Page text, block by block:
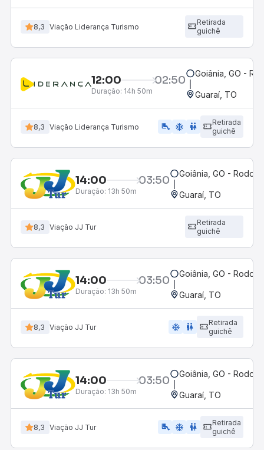
8,3 Viação Liderança Turismo
Retirada
guichê
12:00 02:50
Duração: 14h 50m
Goiânia, GO -
Guaraí, TO
8,3 Viação Liderança Turismo airline_seat_legroom_extra ac_unit wc
Retirada
guichê
14:00 03:50
Duração: 13h 50m
Goiânia, GO -
Guaraí, TO
8,3 Viação JJ Tur
Retirada
guichê
14:00 03:50
Duração: 13h 50m
Goiânia, GO -
Guaraí, TO
8,3 Viação JJ Tur ac_unit wc
Retirada
guichê
14:00 03:50
Duração: 13h 50m
Goiânia, GO -
Guaraí, TO
8,3 Viação JJ Tur airline_seat_legroom_extra ac_unit wc
Retirada
guichê